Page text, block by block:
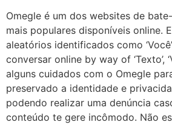
Omegle é um dos websites de
mais populares disponíveis online.
aleatórios identificados como
conversar online by way of ‘Texto’,
alguns cuidados com o Omegle
preservado a identidade e
podendo realizar uma denúncia
conteúdo te gere incômodo. Não